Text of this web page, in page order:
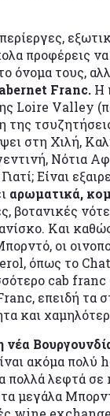
προφέρεις
όνομα τους,
Franc. H
Loire Valley
της
στη Χιλή,
Νότια
Είναι
αρωματικά,
βοτανικές
Και
οι
όπως το
cab
επειδή τα
και
νέα
ακόμα πολύ
πολλά λεφτά σε
μεγάλα